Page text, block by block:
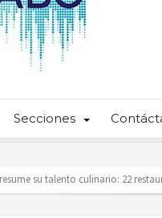
Secciones
recorridos para la